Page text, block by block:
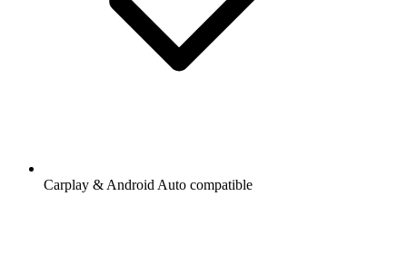
Carplay & Android Auto compatible